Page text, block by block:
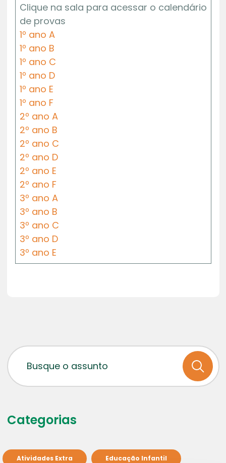
Clique na sala para acessar o calendário
de provas
1º ano A
1º ano B
1º ano C
1º ano D
1º ano E
1º ano F
2º ano A
2º ano B
2º ano C
2º ano D
2º ano E
2º ano F
3º ano A
3º ano B
3º ano C
3º ano D
3º ano E
Categorias
Atividades Extra Educação Infantil